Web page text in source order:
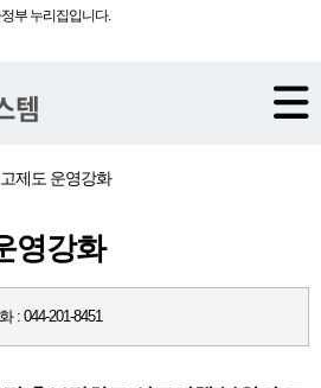
부 누리집입니다.
제도 운영강화
영강화
: 044-201-8451